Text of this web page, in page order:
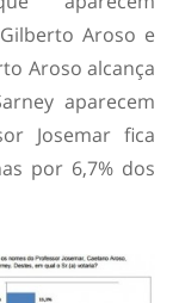
Aroso e
Aroso alcança
aparecem
Josemar fica
por 6,7% dos